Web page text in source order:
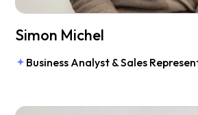
Simon Michel
Business Analyst & Sales